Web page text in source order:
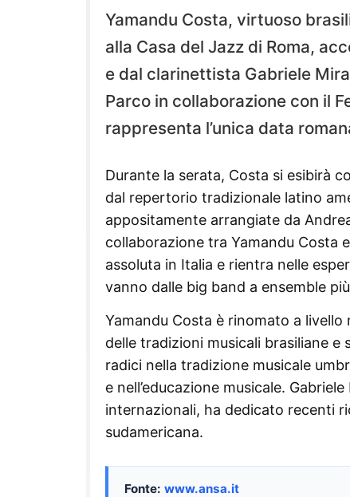
Yamandu Costa, virtuoso
alla Casa del Jazz di Roma,
e dal clarinettista Gabriele
Parco in collaborazione con il
rappresenta l’unica data
Durante la serata, Costa si esibirà
dal repertorio tradizionale latino
appositamente arrangiate da
collaborazione tra Yamandu Costa
assoluta in Italia e rientra nelle
vanno dalle big band a ensemble
Yamandu Costa è rinomato a
delle tradizioni musicali brasiliane e
radici nella tradizione musicale
e nell’educazione musicale.
internazionali, ha dedicato recenti
sudamericana.
Fonte: www.ansa.it